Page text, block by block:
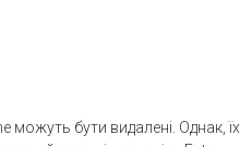
бути видалені. Однак, їх